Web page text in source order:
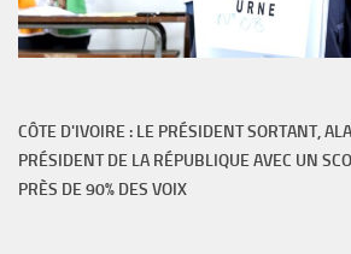
CÔTE D'IVOIRE : LE PRÉSIDENT SORTANT,
PRÉSIDENT DE LA RÉPUBLIQUE AVEC UN
PRÈS DE 90% DES VOIX